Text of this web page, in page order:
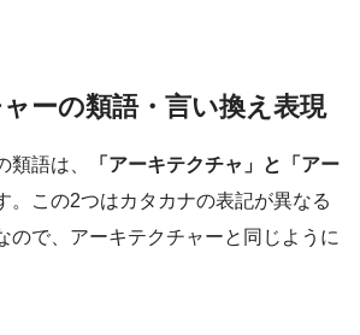
ーの類語・言い換え表現
類語は、
「アーキテクチャ」と「アー
。この2つはカタカナの表記が異なる
ので、アーキテクチャーと同じように